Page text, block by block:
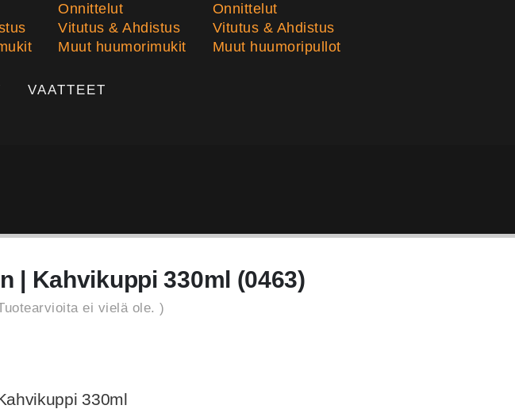
Onnittelut
Vitutus & Ahdistus
Muut huumorimukit
Onnittelut
Vitutus & Ahdistus
Muut huumoripullot
VAATTEET
| Kahvikuppi 330ml (0463)
ei vielä ole. )
330ml